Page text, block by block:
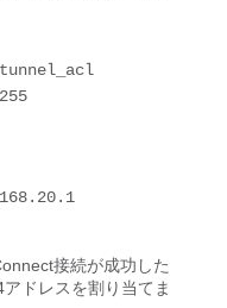
接続が成功した
ドレスを割り当てま